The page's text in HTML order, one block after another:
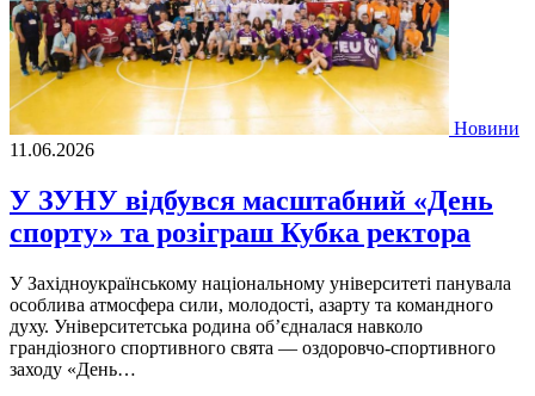
Новини
11.06.2026
У ЗУНУ відбувся масштабний «День
спорту» та розіграш Кубка ректора
У Західноукраїнському національному університеті панувала
особлива атмосфера сили, молодості, азарту та командного
духу. Університетська родина об’єдналася навколо
грандіозного спортивного свята — оздоровчо-спортивного
заходу «День…